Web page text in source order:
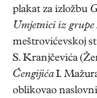
plakat za izložbu
Umjetnici iz grupe
meštrovićevskoj
S. Kranjčevića
ČengijićaI.
oblikovao